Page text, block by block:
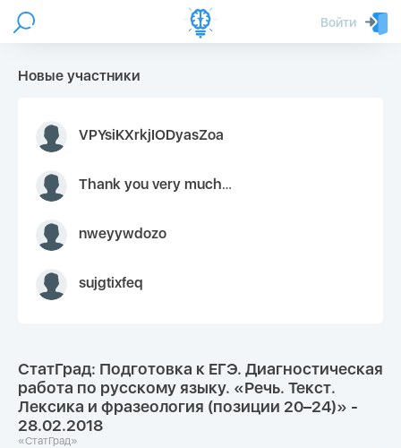
Войти
Новые участники
VPYsiKXrkjIODyasZoa
Thank you very much for your inquiry We appreciate you 9126052 https://youtube.com faceapple !
nweyywdozo
sujgtixfeq
СтатГрад: Подготовка к ЕГЭ. Диагностическая
работа по русскому языку. «Речь. Текст.
Лексика и фразеология (позиции 20–24)» -
28.02.2018
«СтатГрад»